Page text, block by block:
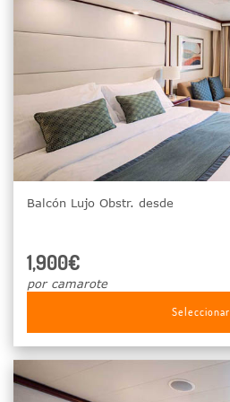
Balcón Lujo Obstr. desde
1,900€
por camarote
Seleccionar